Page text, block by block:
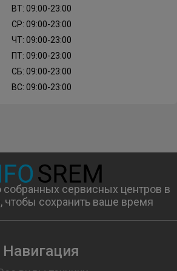
ВТ: 09:00-23:00
СР: 09:00-23:00
ЧТ: 09:00-23:00
ПТ: 09:00-23:00
СБ: 09:00-23:00
ВС: 09:00-23:00
собранных сервисных центров в
чтобы сохранить ваше время
Навигация